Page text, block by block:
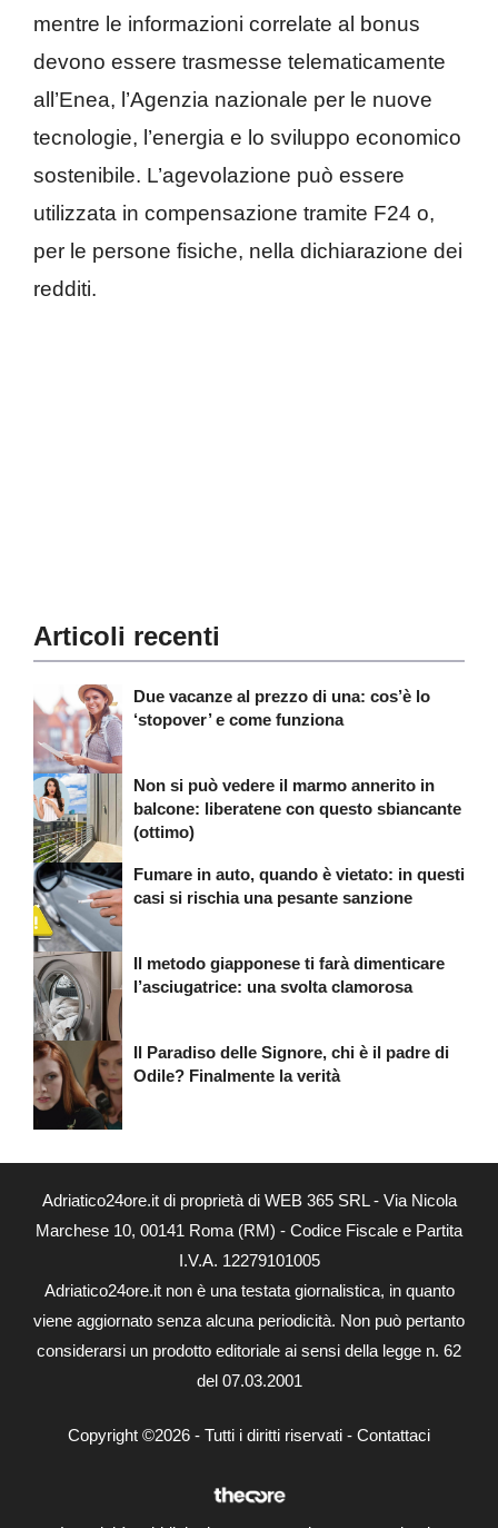
mentre le informazioni correlate al bonus
devono essere trasmesse telematicamente
all’Enea, l’Agenzia nazionale per le nuove
tecnologie, l’energia e lo sviluppo economico
sostenibile. L’agevolazione può essere
utilizzata in compensazione tramite F24 o,
per le persone fisiche, nella dichiarazione dei
redditi.
Articoli recenti
Due vacanze al prezzo di una: cos’è lo
‘stopover’ e come funziona
Non si può vedere il marmo annerito in
balcone: liberatene con questo sbiancante
(ottimo)
Fumare in auto, quando è vietato: in questi
casi si rischia una pesante sanzione
Il metodo giapponese ti farà dimenticare
l’asciugatrice: una svolta clamorosa
Il Paradiso delle Signore, chi è il padre di
Odile? Finalmente la verità
Adriatico24ore.it di proprietà di WEB 365 SRL - Via Nicola
Marchese 10, 00141 Roma (RM) - Codice Fiscale e Partita
I.V.A. 12279101005
Adriatico24ore.it non è una testata giornalistica, in quanto
viene aggiornato senza alcuna periodicità. Non può pertanto
considerarsi un prodotto editoriale ai sensi della legge n. 62
del 07.03.2001
Copyright ©2026 - Tutti i diritti riservati - Contattaci